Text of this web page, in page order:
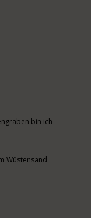
bin ich
Wüstensand